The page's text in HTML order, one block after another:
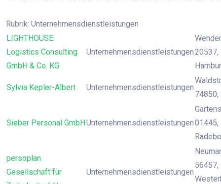
Rubrik: Unternehmensdienstleistungen
LIGHTHOUSE
Logistics Consulting
GmbH & Co. KG
Unternehmensdienstleistungen20537,
Sylvia Kepler-Albert Unternehmensdienstleistungen
74850,
Sieber Personal GmbHUnternehmensdienstleistungen01445,
persoplan
Gesellschaft für
Unternehmensdienstleistungen
56457,